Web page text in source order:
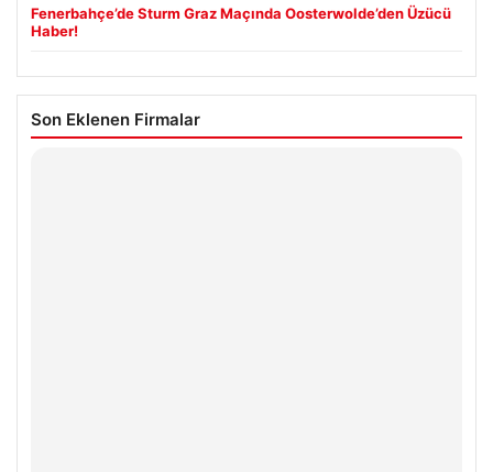
Fenerbahçe’de Sturm Graz Maçında Oosterwolde’den Üzücü
Haber!
Son Eklenen Firmalar